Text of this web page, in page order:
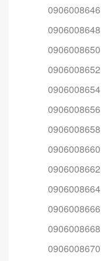
0906008646
0906008648
0906008650
0906008652
0906008654
0906008656
0906008658
0906008660
0906008662
0906008664
0906008666
0906008668
0906008670